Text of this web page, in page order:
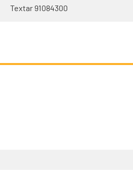
Textar 91084300